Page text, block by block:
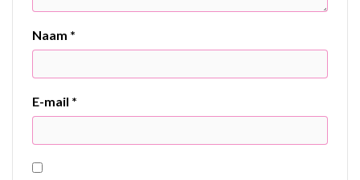
Naam *
E-mail *